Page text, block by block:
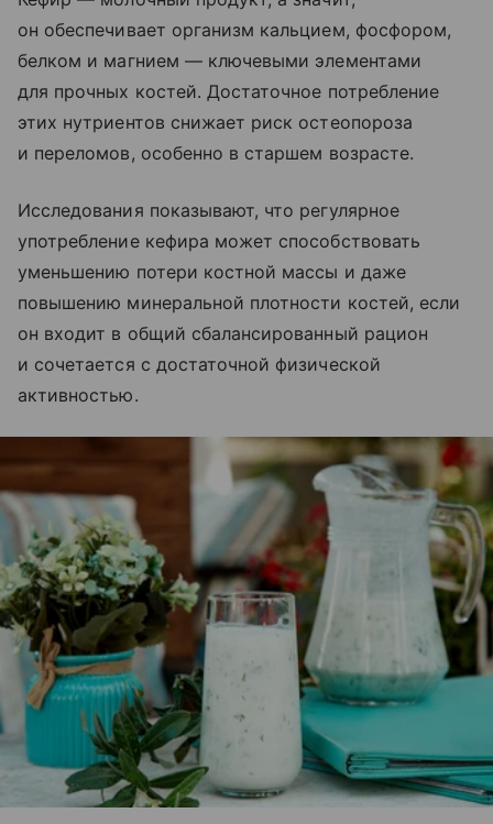
он обеспечивает организм кальцием, фосфором,
белком и магнием — ключевыми элементами
для прочных костей. Достаточное потребление
этих нутриентов снижает риск остеопороза
и переломов, особенно в старшем возрасте.
Исследования показывают, что регулярное
употребление кефира может способствовать
уменьшению потери костной массы и даже
повышению минеральной плотности костей, если
он входит в общий сбалансированный рацион
и сочетается с достаточной физической
активностью.